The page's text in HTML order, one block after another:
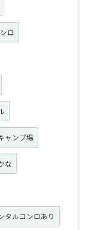
ロ
ャンプ場
な
タルコンロあり